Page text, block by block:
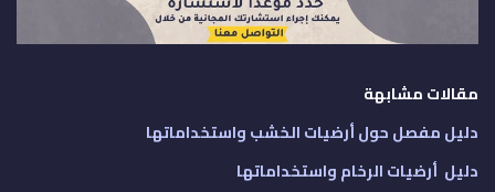
مقالات مشابهة
دليل مفصل حول أرضيات الخشب واستخداماتها
دليل أرضيات الرخام واستخداماتها